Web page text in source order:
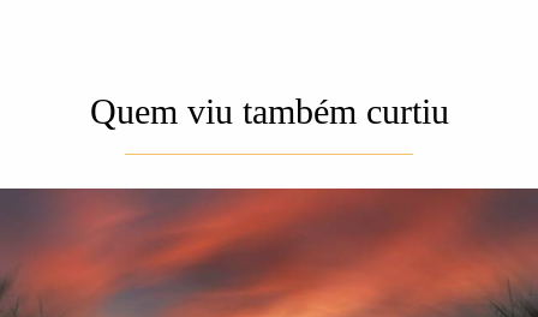
Quem viu também curtiu